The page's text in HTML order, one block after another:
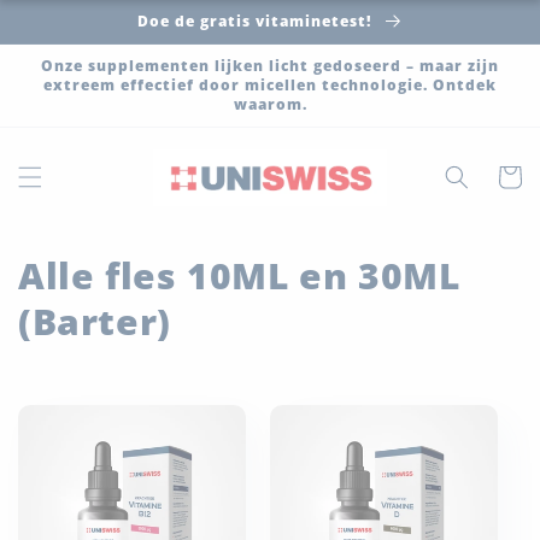
content
Doe de gratis vitaminetest!
Onze supplementen lijken licht gedoseerd – maar zijn
extreem effectief door micellen technologie. Ontdek
waarom.
C
o
Alle fles 10ML en 30ML
(Barter)